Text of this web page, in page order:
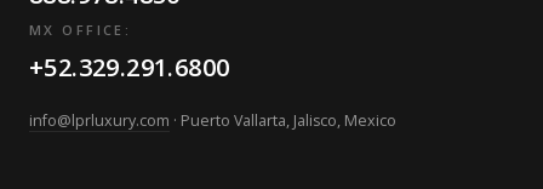
MX OFFICE:
+52.329.291.6800
info@lprluxury.com · Puerto Vallarta, Jalisco, Mexico